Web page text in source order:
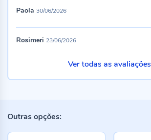
Paola 30/06/2026
Rosimeri 23/06/2026
Ver todas as avaliações
Outras opções: